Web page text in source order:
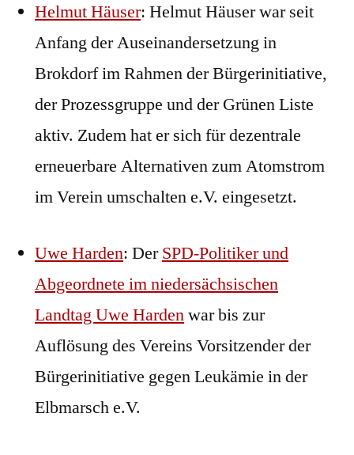
Helmut Häuser: Helmut Häuser war seit
Anfang der Auseinandersetzung in
Brokdorf im Rahmen der Bürgerinitiative,
der Prozessgruppe und der Grünen Liste
aktiv. Zudem hat er sich für dezentrale
erneuerbare Alternativen zum Atomstrom
im Verein umschalten e.V. eingesetzt.
Uwe Harden: DerSPD-Politiker und
Abgeordnete im niedersächsischen
Landtag Uwe Hardenwar bis zur
Auflösung des Vereins Vorsitzender der
Bürgerinitiative gegen Leukämie in der
Elbmarsch e.V.